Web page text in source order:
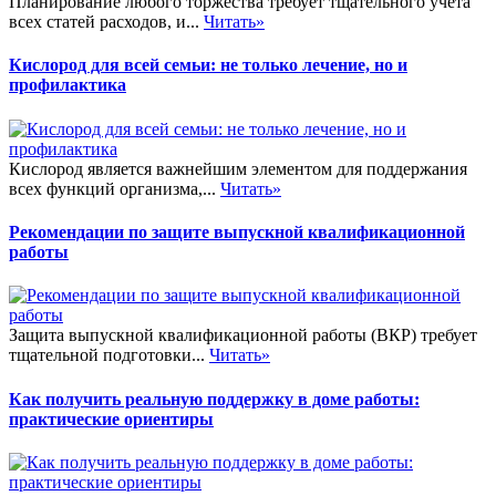
всех статей расходов, и... Читать»
Кислород для всей семьи: не только лечение, но и
профилактика
Кислород является важнейшим элементом для поддержания
всех функций организма,... Читать»
Рекомендации по защите выпускной квалификационной
работы
Защита выпускной квалификационной работы (ВКР) требует
тщательной подготовки... Читать»
Как получить реальную поддержку в доме работы:
практические ориентиры